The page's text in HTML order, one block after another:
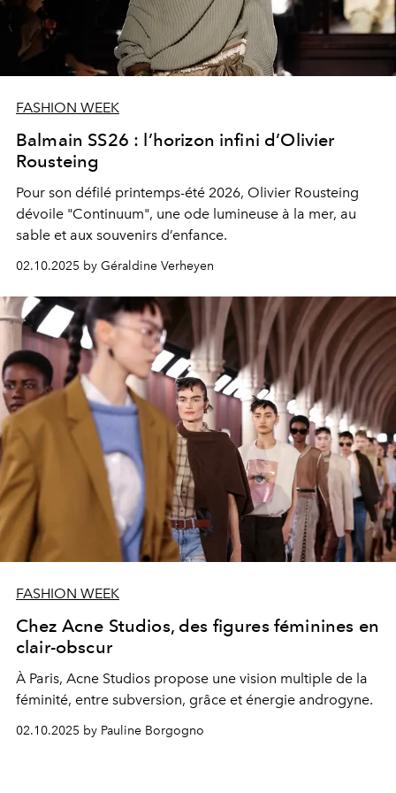
FASHION WEEK
Balmain SS26 : l’horizon infini d’Olivier
Rousteing
Pour son défilé printemps-été 2026, Olivier Rousteing
dévoile "Continuum", une ode lumineuse à la mer, au
sable et aux souvenirs d’enfance.
02.10.2025 by Géraldine Verheyen
FASHION WEEK
Chez Acne Studios, des figures féminines en
clair-obscur
À Paris, Acne Studios propose une vision multiple de la
féminité, entre subversion, grâce et énergie androgyne.
02.10.2025 by Pauline Borgogno